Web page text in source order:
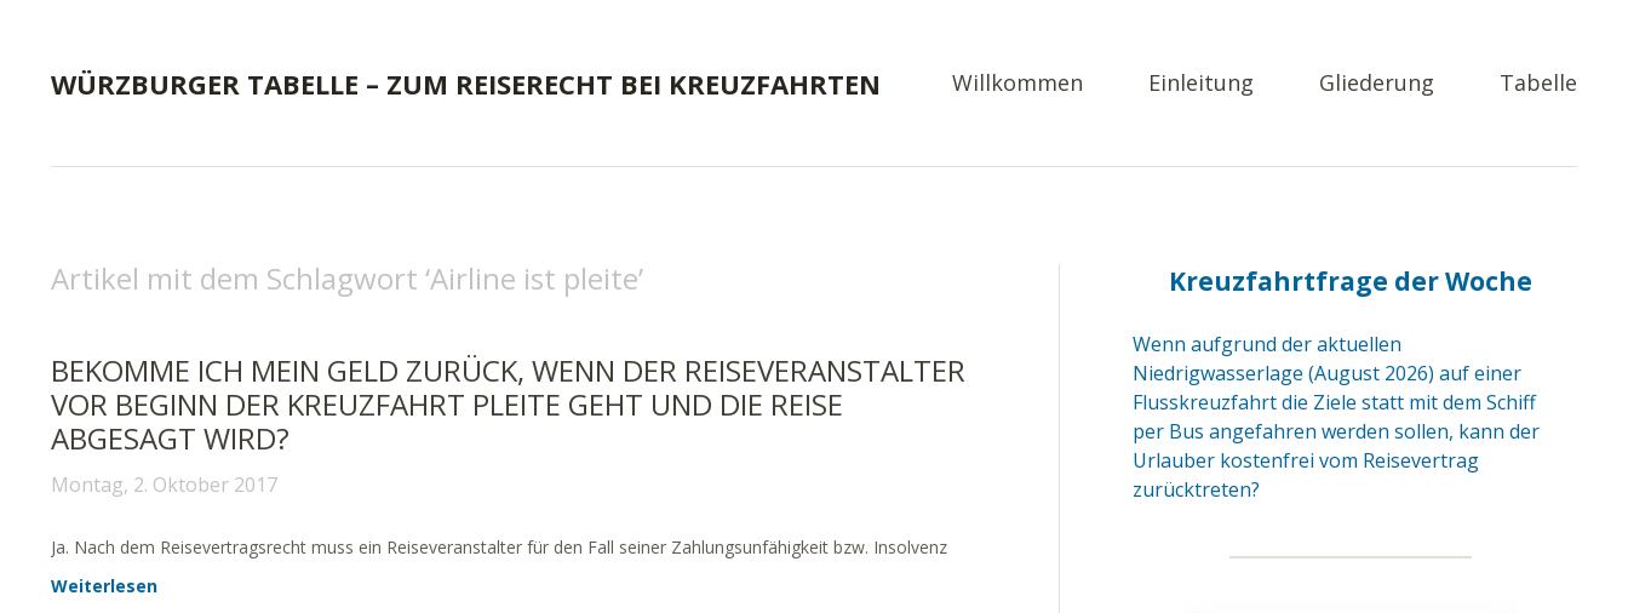
WÜRZBURGER TABELLE – ZUM REISERECHT BEI KREUZFAHRTEN Willkommen Einleitung Gliederung Tabelle
Artikel mit dem Schlagwort ‘Airline ist pleite’
BEKOMME ICH MEIN GELD ZURÜCK, WENN DER REISEVERANSTALTER
VOR BEGINN DER KREUZFAHRT PLEITE GEHT UND DIE REISE
ABGESAGT WIRD?
Montag, 2. Oktober 2017
Ja. Nach dem Reisevertragsrecht muss ein Reiseveranstalter für den Fall seiner Zahlungsunfähigkeit bzw. Insolvenz
Weiterlesen
Kreuzfahrtfrage der Woche
Wenn aufgrund der aktuellen
Niedrigwasserlage (August 2026) auf einer
Flusskreuzfahrt die Ziele statt mit dem Schiff
per Bus angefahren werden sollen, kann der
Urlauber kostenfrei vom Reisevertrag
zurücktreten?